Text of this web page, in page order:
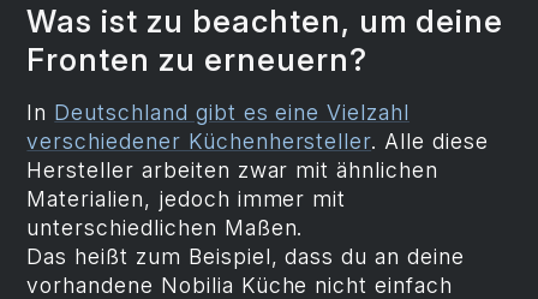
Was ist zu beachten, um deine
Fronten zu erneuern?
In Deutschland gibt es eine Vielzahl
verschiedener Küchenhersteller. Alle diese
Hersteller arbeiten zwar mit ähnlichen
Materialien, jedoch immer mit
unterschiedlichen Maßen.
Das heißt zum Beispiel, dass du an deine
vorhandene Nobilia Küche nicht einfach